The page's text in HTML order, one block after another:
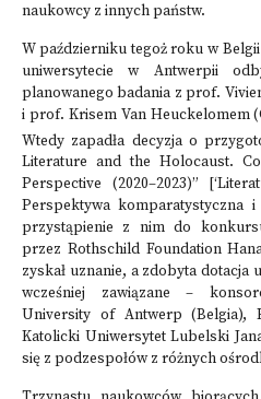
naukowcy z innych państw.
W październiku tegoż roku w
uniwersytecie w Antwerpii
planowanego badania z prof.
i prof. Krisem Van Heuckelomem
Wtedy zapadła decyzja o
Literature and the Holocaust.
Perspective (2020–2023)”
Perspektywa komparatystyczna i
przystąpienie z nim do
przez Rothschild Foundation
zyskał uznanie, a zdobyta dotacja
wcześniej zawiązane –
University of Antwerp
Katolicki Uniwersytet Lubelski
się z podzespołów z różnych